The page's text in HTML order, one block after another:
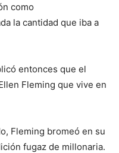
como
la cantidad que iba a
entonces que el
Fleming que vive en
Fleming bromeó en su
fugaz de millonaria.